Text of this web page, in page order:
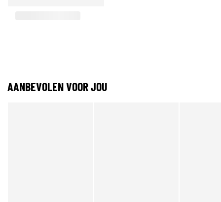
AANBEVOLEN VOOR JOU